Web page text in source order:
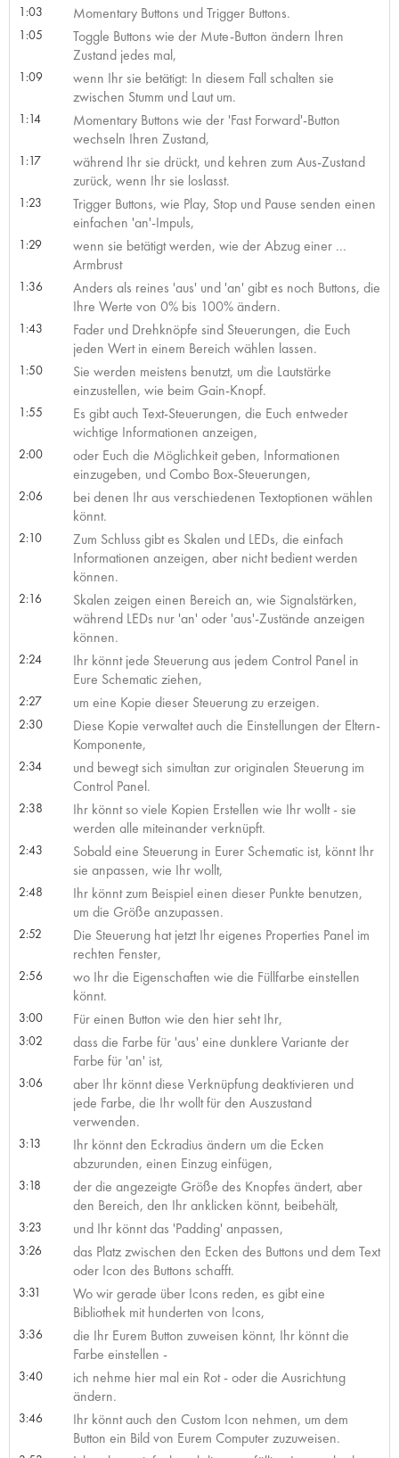
1:03 Momentary Buttons und Trigger Buttons.
1:05
Toggle Buttons wie der Mute-Button ändern Ihren
Zustand jedes mal,
1:09
wenn Ihr sie betätigt: In diesem Fall schalten sie
zwischen Stumm und Laut um.
1:14
Momentary Buttons wie der 'Fast Forward'-Button
wechseln Ihren Zustand,
1:17
während Ihr sie drückt, und kehren zum Aus-Zustand
zurück, wenn Ihr sie loslasst.
1:23
Trigger Buttons, wie Play, Stop und Pause senden einen
einfachen 'an'-Impuls,
1:29
wenn sie betätigt werden, wie der Abzug einer ...
Armbrust
1:36
Anders als reines 'aus' und 'an' gibt es noch Buttons, die
Ihre Werte von 0% bis 100% ändern.
1:43
Fader und Drehknöpfe sind Steuerungen, die Euch
jeden Wert in einem Bereich wählen lassen.
1:50
Sie werden meistens benutzt, um die Lautstärke
einzustellen, wie beim Gain-Knopf.
1:55
Es gibt auch Text-Steuerungen, die Euch entweder
wichtige Informationen anzeigen,
2:00
oder Euch die Möglichkeit geben, Informationen
einzugeben, und Combo Box-Steuerungen,
2:06
bei denen Ihr aus verschiedenen Textoptionen wählen
könnt.
2:10
Zum Schluss gibt es Skalen und LEDs, die einfach
Informationen anzeigen, aber nicht bedient werden
können.
2:16
Skalen zeigen einen Bereich an, wie Signalstärken,
während LEDs nur 'an' oder 'aus'-Zustände anzeigen
können.
2:24
Ihr könnt jede Steuerung aus jedem Control Panel in
Eure Schematic ziehen,
2:27 um eine Kopie dieser Steuerung zu erzeigen.
2:30
Diese Kopie verwaltet auch die Einstellungen der Eltern-
Komponente,
2:34
und bewegt sich simultan zur originalen Steuerung im
Control Panel.
2:38
Ihr könnt so viele Kopien Erstellen wie Ihr wollt - sie
werden alle miteinander verknüpft.
2:43
Sobald eine Steuerung in Eurer Schematic ist, könnt Ihr
sie anpassen, wie Ihr wollt,
2:48
Ihr könnt zum Beispiel einen dieser Punkte benutzen,
um die Größe anzupassen.
2:52
Die Steuerung hat jetzt Ihr eigenes Properties Panel im
rechten Fenster,
2:56
wo Ihr die Eigenschaften wie die Füllfarbe einstellen
könnt.
3:00 Für einen Button wie den hier seht Ihr,
3:02
dass die Farbe für 'aus' eine dunklere Variante der
Farbe für 'an' ist,
3:06
aber Ihr könnt diese Verknüpfung deaktivieren und
jede Farbe, die Ihr wollt für den Auszustand
verwenden.
3:13
Ihr könnt den Eckradius ändern um die Ecken
abzurunden, einen Einzug einfügen,
3:18
der die angezeigte Größe des Knopfes ändert, aber
den Bereich, den Ihr anklicken könnt, beibehält,
3:23 und Ihr könnt das 'Padding' anpassen,
3:26
das Platz zwischen den Ecken des Buttons und dem Text
oder Icon des Buttons schafft.
3:31
Wo wir gerade über Icons reden, es gibt eine
Bibliothek mit hunderten von Icons,
3:36
die Ihr Eurem Button zuweisen könnt, Ihr könnt die
Farbe einstellen -
3:40
ich nehme hier mal ein Rot - oder die Ausrichtung
ändern.
3:46
Ihr könnt auch den Custom Icon nehmen, um dem
Button ein Bild von Eurem Computer zuzuweisen.